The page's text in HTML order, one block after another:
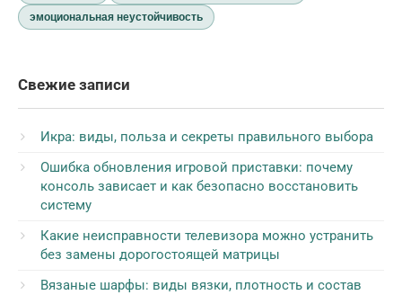
эмоциональная неустойчивость
Свежие записи
Икра: виды, польза и секреты правильного выбора
Ошибка обновления игровой приставки: почему
консоль зависает и как безопасно восстановить
систему
Какие неисправности телевизора можно устранить
без замены дорогостоящей матрицы
Вязаные шарфы: виды вязки, плотность и состав